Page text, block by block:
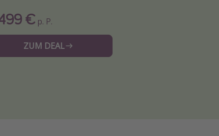
€ p. P.
ZUM DEAL